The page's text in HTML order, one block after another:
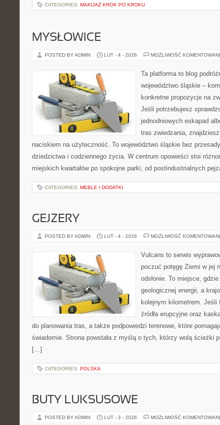
CATEGORIES: MAKIJAŻ KROK PO KROKU
MYSŁOWICE
POSTED BY ADMIN LUT - 4 - 2026 MOŻLIWOŚĆ
Ta platforma to blog
województwo śląskie –
konkretne propozycje na
Jeśli potrzebujesz
jednodniowych eskapad
tras zwiedzania,
naciskiem na użyteczność. To województwo śląskie bez
dziedzictwa i codziennego życia. W centrum opowieści stoi
miejskich kwartałów po spokojne parki, od postindustrialnych
CATEGORIES: MEBLE I DODATKI
GEJZERY
POSTED BY ADMIN LUT - 4 - 2026 MOŻLIWOŚĆ
Vulcans to serwis
poczuć potęgę Ziemi w jej
odsłonie. To miejsce,
geologicznej energii, a
kolejnym kilometrem. Jeśli
źródła erupcyjne oraz
do planowania tras, a także podpowiedzi terenowe, które
świadomie. Strona powstała z myślą o tych, którzy wolą ścieżki
[…]
CATEGORIES: POLSKA
BUTY LUKSUSOWE
POSTED BY ADMIN LUT - 3 - 2026 MOŻLIWOŚĆ